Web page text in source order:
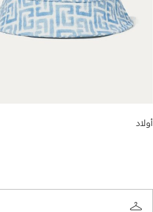
أولاد